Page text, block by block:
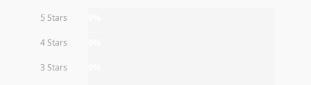
5 Stars
4 Stars
3 Stars